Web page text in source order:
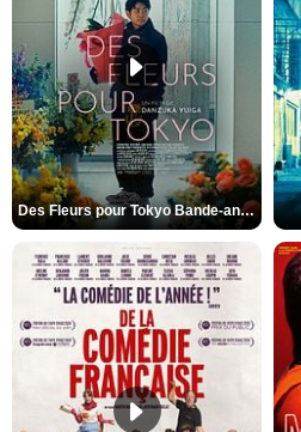
Des Fleurs pour Tokyo Bande-annonce VO STFR